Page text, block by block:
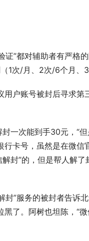
”都对辅助者有严格
1次/月、2次/6个月、3
户账号被封后寻求第
一次能到手30元，“
卡号，虽然是在微信
封”的，但是帮人解
封”服务的被封者告诉
了。阿树也坦陈，“